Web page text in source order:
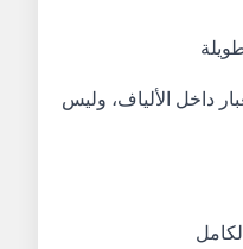
داخل الألياف، وليس